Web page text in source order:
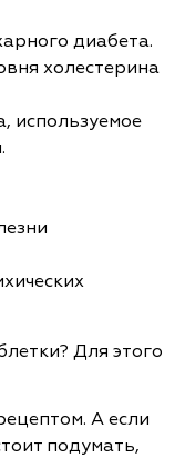
диабета.
холестерина
используемое
Для этого
А если
подумать,